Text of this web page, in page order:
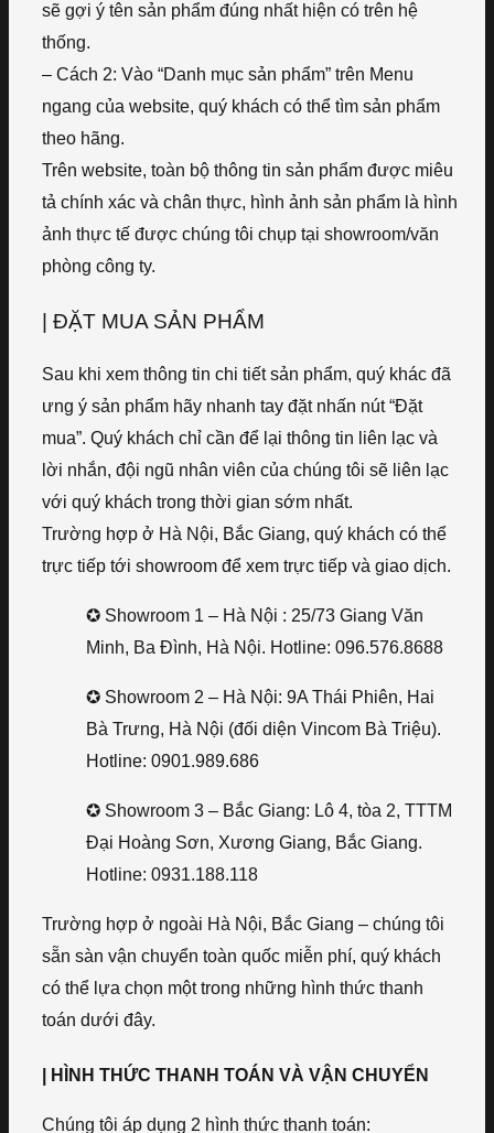
sẽ gợi ý tên sản phẩm đúng nhất hiện có trên hệ
thống.
– Cách 2: Vào “Danh mục sản phẩm” trên Menu
ngang của website, quý khách có thể tìm sản phẩm
theo hãng.
Trên website, toàn bộ thông tin sản phẩm được miêu
tả chính xác và chân thực, hình ảnh sản phẩm là hình
ảnh thực tế được chúng tôi chụp tại showroom/văn
phòng công ty.
| ĐẶT MUA SẢN PHẨM
Sau khi xem thông tin chi tiết sản phẩm, quý khác đã
ưng ý sản phẩm hãy nhanh tay đặt nhấn nút “Đặt
mua”. Quý khách chỉ cần để lại thông tin liên lạc và
lời nhắn, đội ngũ nhân viên của chúng tôi sẽ liên lạc
với quý khách trong thời gian sớm nhất.
Trường hợp ở Hà Nội, Bắc Giang, quý khách có thể
trực tiếp tới showroom để xem trực tiếp và giao dịch.
✪ Showroom 1 – Hà Nội : 25/73 Giang Văn
Minh, Ba Đình, Hà Nội. Hotline: 096.576.8688
✪ Showroom 2 – Hà Nội: 9A Thái Phiên, Hai
Bà Trưng, Hà Nội (đối diện Vincom Bà Triệu).
Hotline: 0901.989.686
✪ Showroom 3 – Bắc Giang: Lô 4, tòa 2, TTTM
Đại Hoàng Sơn, Xương Giang, Bắc Giang.
Hotline: 0931.188.118
Trường hợp ở ngoài Hà Nội, Bắc Giang – chúng tôi
sẵn sàn vận chuyển toàn quốc miễn phí, quý khách
có thể lựa chọn một trong những hình thức thanh
toán dưới đây.
| HÌNH THỨC THANH TOÁN VÀ VẬN CHUYỂN
Chúng tôi áp dụng 2 hình thức thanh toán: